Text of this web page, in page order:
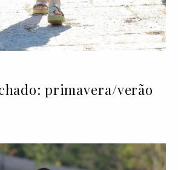
primavera/verão